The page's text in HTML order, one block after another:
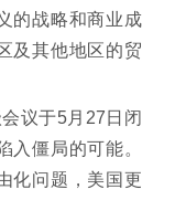
的战略和商业成
及其他地区的贸
议于5月27日闭
入僵局的可能。
化问题，美国更